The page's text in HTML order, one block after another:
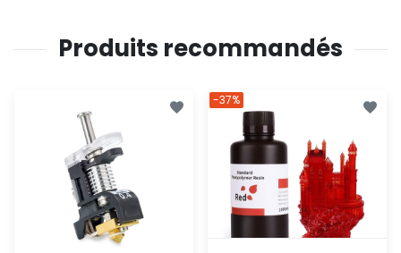
Produits recommandés
-37%